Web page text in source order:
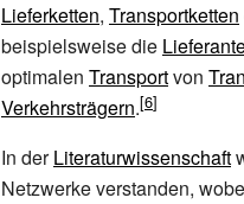
Lieferketten, Transportketten
beispielsweise die
optimalen Transportvon
Verkehrsträgern.
In derLiteraturwissenschaft
Netzwerke verstanden,